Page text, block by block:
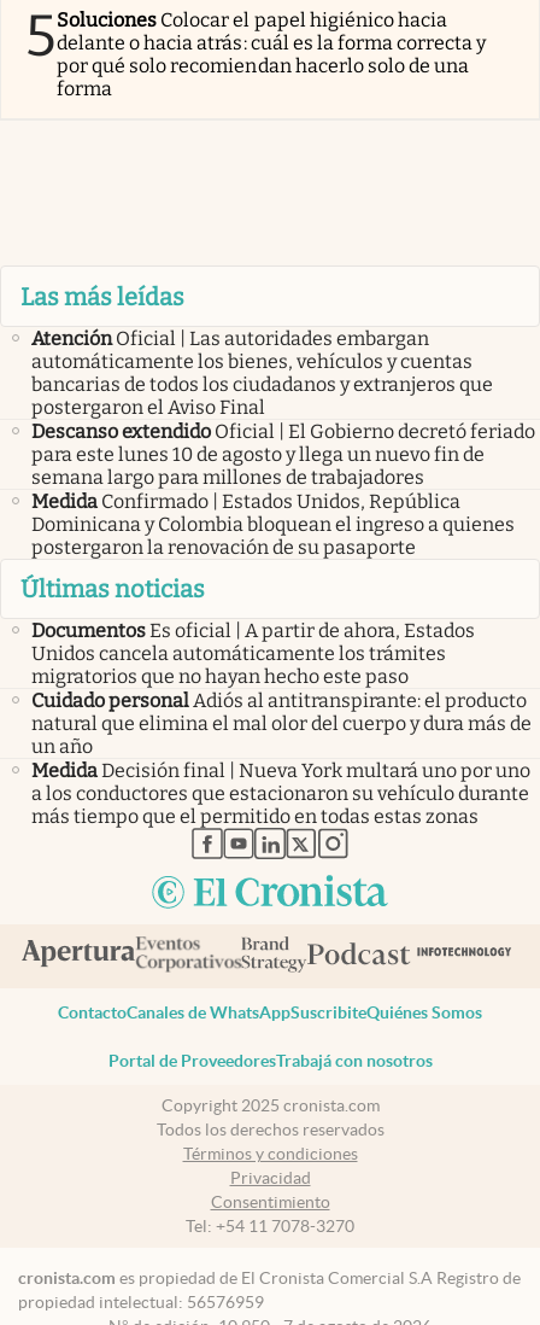
5Soluciones Colocar el papel higiénico hacia
delante o hacia atrás: cuál es la forma correcta y
por qué solo recomiendan hacerlo solo de una
forma
Las más leídas
Atención Oficial | Las autoridades embargan
automáticamente los bienes, vehículos y cuentas
bancarias de todos los ciudadanos y extranjeros que
postergaron el Aviso Final
Descanso extendido Oficial | El Gobierno decretó feriado
para este lunes 10 de agosto y llega un nuevo fin de
semana largo para millones de trabajadores
Medida Confirmado | Estados Unidos, República
Dominicana y Colombia bloquean el ingreso a quienes
postergaron la renovación de su pasaporte
Últimas noticias
DocumentosEs oficial | A partir de ahora, Estados
Unidos cancela automáticamente los trámites
migratorios que no hayan hecho este paso
Cuidado personalAdiós al antitranspirante: el producto
natural que elimina el mal olor del cuerpo y dura más de
un año
MedidaDecisión final | Nueva York multará uno por uno
a los conductores que estacionaron su vehículo durante
más tiempo que el permitido en todas estas zonas
abre en nueva pestaña
abre en nueva pestaña
abre en nueva pestaña
abre en nueva pestaña
abre en nueva pestaña
ContactoCanales de WhatsAppSuscribiteQuiénes Somos
Portal de ProveedoresTrabajá con nosotros
Copyright 2025 cronista.com
Todos los derechos reservados
Términos y condiciones
Privacidad
Consentimiento
Tel: +54 11 7078-3270
cronista.com es propiedad de El Cronista Comercial S.A Registro de
propiedad intelectual: 56576959